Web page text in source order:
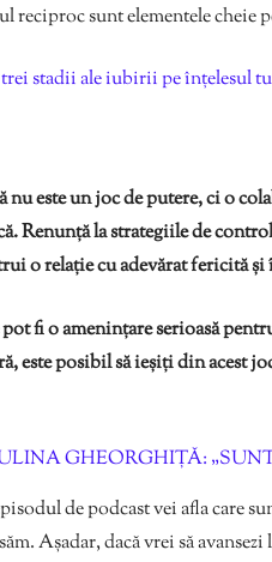
reciproc sunt elementele
stadii ale iubirii pe înțelesul
nu este un joc de putere, ci o
Renunță la strategiile de
o relație cu adevărat fericită
fi o amenințare serioasă
este posibil să ieșiți din acest
GHEORGHIȚĂ:
de podcast vei afla care
Așadar, dacă vrei să